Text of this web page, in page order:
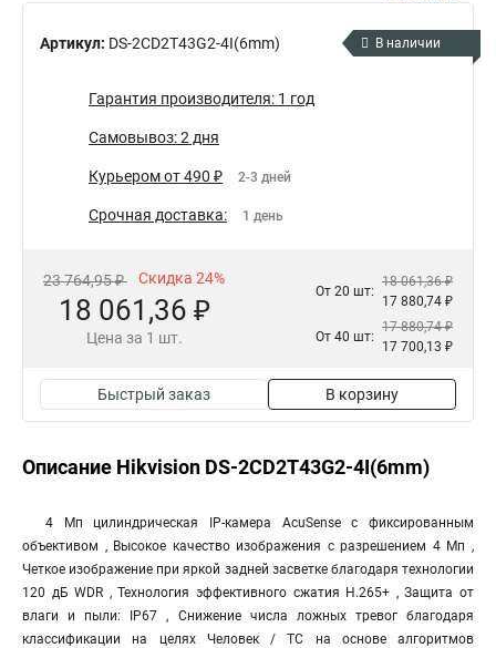
Артикул: DS-2CD2T43G2-4I(6mm) В наличии
Гарантия производителя: 1 год
Самовывоз: 2 дня
Курьером от 490 ₽ 2-3 дней
Срочная доставка: 1 день
23 764,95 ₽ Скидка 24%
18 061,36 ₽
Цена за 1 шт.
От 20 шт:
18 061,36 ₽
17 880,74 ₽
От 40 шт:
17 880,74 ₽
17 700,13 ₽
Быстрый заказ В корзину
Описание Hikvision DS-2CD2T43G2-4I(6mm)
4 Мп цилиндрическая IP-камера AcuSense с фиксированным
объективом , Высокое качество изображения с разрешением 4 Мп ,
Четкое изображение при яркой задней засветке благодаря технологии
120 дБ WDR , Технология эффективного сжатия H.265+ , Защита от
влаги и пыли: IP67 , Снижение числа ложных тревог благодаря
классификации на целях Человек / ТС на основе алгоритмов